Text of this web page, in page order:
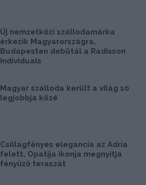
Új nemzetközi szállodamárka
érkezik Magyarországra,
Budapesten debütál a Radisson
Individuals
Magyar szálloda került a világ 10
legjobbja közé
Csillagfényes elegancia az Adria
felett, Opatija ikonja megnyitja
fényűző teraszát